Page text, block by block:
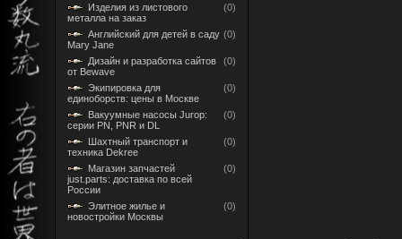
Изделия из листового
металла на заказ
(0)
Английский для детей в саду
Mary Jane
(0)
Дизайн и разработка сайтов
от Bewave
(0)
Экипировка для
единоборств: цены в Москве
(0)
Вакуумные насосы Jurop:
серии PN, PNR и DL
(0)
Шахтный транспорт и
техника Dekree
(0)
Магазин запчастей
just.parts: доставка по всей
России
(0)
Элитное жилье и
новостройки Москвы
(0)